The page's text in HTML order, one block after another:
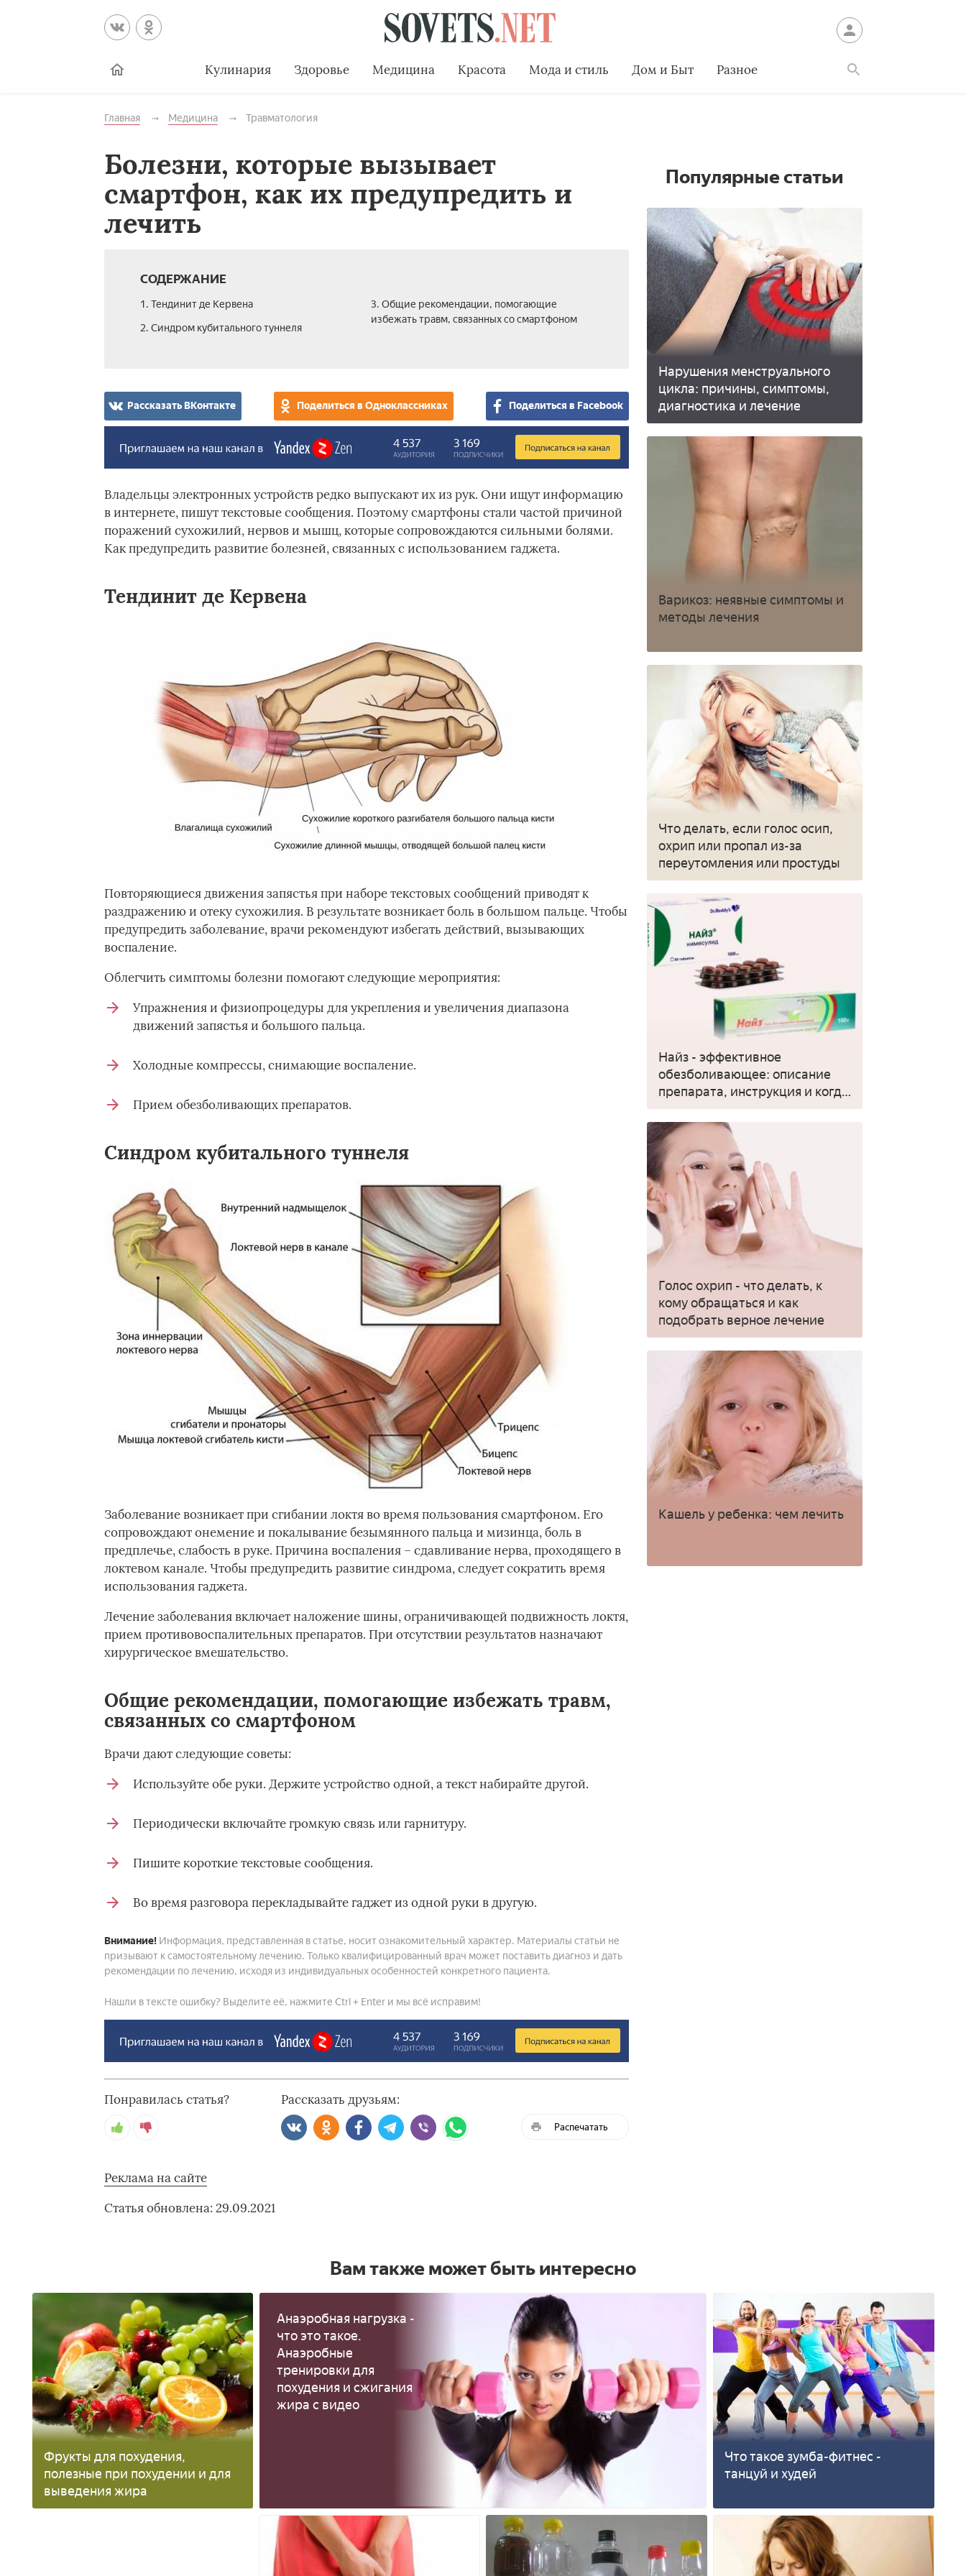
Кулинария Здоровье Медицина Красота Мода и стиль Дом и Быт Разное
Главная Медицина Травматология
Болезни, которые вызывает
смартфон, как их предупредить и
лечить
СОДЕРЖАНИЕ
1. Тендинит де Кервена
2. Синдром кубитального туннеля
3. Общие рекомендации, помогающие
избежать травм, связанных со смартфоном
Рассказать ВКонтакте Поделиться в Одноклассниках Поделиться в Facebook
Владельцы электронных устройств редко выпускают их из рук. Они ищут информацию
в интернете, пишут текстовые сообщения. Поэтому смартфоны стали частой причиной
поражений сухожилий, нервов и мышц, которые сопровождаются сильными болями.
Как предупредить развитие болезней, связанных с использованием гаджета.
Тендинит де Кервена
Повторяющиеся движения запястья при наборе текстовых сообщений приводят к
раздражению и отеку сухожилия. В результате возникает боль в большом пальце. Чтобы
предупредить заболевание, врачи рекомендуют избегать действий, вызывающих
воспаление.
Облегчить симптомы болезни помогают следующие мероприятия:
Упражнения и физиопроцедуры для укрепления и увеличения диапазона
движений запястья и большого пальца.
Холодные компрессы, снимающие воспаление.
Прием обезболивающих препаратов.
Синдром кубитального туннеля
Заболевание возникает при сгибании локтя во время пользования смартфоном. Его
сопровождают онемение и покалывание безымянного пальца и мизинца, боль в
предплечье, слабость в руке. Причина воспаления – сдавливание нерва, проходящего в
локтевом канале. Чтобы предупредить развитие синдрома, следует сократить время
использования гаджета.
Лечение заболевания включает наложение шины, ограничивающей подвижность локтя,
прием противовоспалительных препаратов. При отсутствии результатов назначают
хирургическое вмешательство.
Общие рекомендации, помогающие избежать травм,
связанных со смартфоном
Врачи дают следующие советы:
Используйте обе руки. Держите устройство одной, а текст набирайте другой.
Периодически включайте громкую связь или гарнитуру.
Пишите короткие текстовые сообщения.
Во время разговора перекладывайте гаджет из одной руки в другую.
Внимание!Информация, представленная в статье, носит ознакомительный характер. Материалы статьи не
призывают к самостоятельному лечению. Только квалифицированный врач может поставить диагноз и дать
рекомендации по лечению, исходя из индивидуальных особенностей конкретного пациента.
Нашли в тексте ошибку? Выделите её, нажмите Ctrl + Enter и мы всё исправим!
Понравилась статья? Рассказать друзьям:
Распечатать
Реклама на сайте
Статья обновлена: 29.09.2021
Популярные статьи
Нарушения менструального
цикла: причины, симптомы,
диагностика и лечение
Варикоз: неявные симптомы и
методы лечения
Что делать, если голос осип,
охрип или пропал из-за
переутомления или простуды
Найз - эффективное
обезболивающее: описание
препарата, инструкция и когда
применять
Голос охрип - что делать, к
кому обращаться и как
подобрать верное лечение
Кашель у ребенка: чем лечить
Вам также может быть интересно
Фрукты для похудения,
полезные при похудении и для
выведения жира
Анаэробная нагрузка -
что это такое.
Анаэробные
тренировки для
похудения и сжигания
жира с видео
Что такое зумба-фитнес -
танцуй и худей